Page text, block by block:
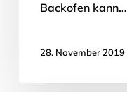
Backofen kann…
28. November 2019